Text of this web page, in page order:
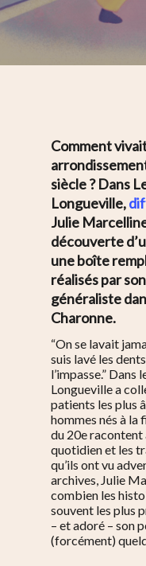
Comment
siècle ? Dans
Longueville,
Julie
découverte
une boîte
réalisés par
généraliste
Charonne.
“On se lavait
suis lavé les
l’impasse.” Dans
Longueville a
patients les plus
hommes nés à la
du 20e racontent
quotidien et les
qu’ils ont vu
archives, Julie
combien les
souvent les plus
– et adoré – son
(forcément)